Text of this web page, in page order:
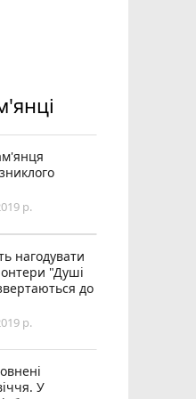
р.
нагодувати
"Душі
до
р.
У